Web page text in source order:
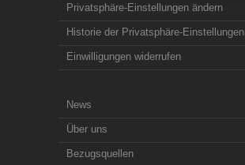
Privatsphäre-Einstellungen ändern
Historie der Privatsphäre-Einstellungen
Einwilligungen widerrufen
News
Über uns
Bezugsquellen